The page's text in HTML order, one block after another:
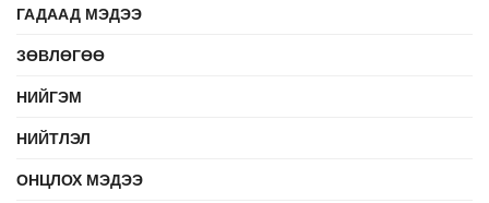
ГАДААД МЭДЭЭ
ЗӨВЛӨГӨӨ
НИЙГЭМ
НИЙТЛЭЛ
ОНЦЛОХ МЭДЭЭ